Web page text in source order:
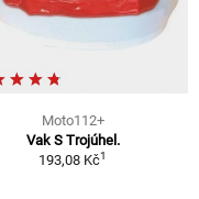
Moto112+
Vak S Trojúhel.
193,08 Kč1